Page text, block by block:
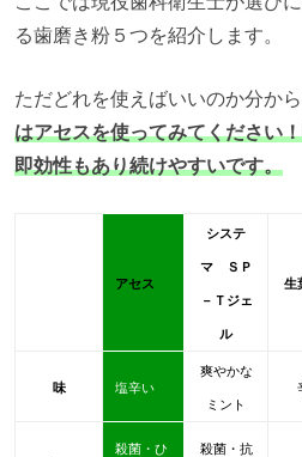
る歯磨き粉５つを紹介します。
ただどれを使えばいいのか分か
はアセスを使ってみてください！
即効性もあり続けやすいです。
アセス
システ
マ ＳＰ
－Ｔジェ
ル
生
味 塩辛い
爽やかな
ミント
殺菌・ひ 殺菌・抗